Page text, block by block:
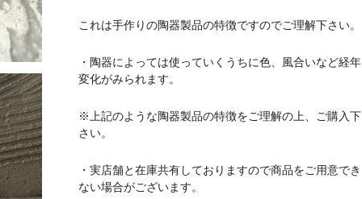
これは手作りの陶器製品の特徴ですのでご理解下さい。
・陶器によっては使っていくうちに色、風合いなど経年
変化がみられます。
※上記のような陶器製品の特徴をご理解の上、ご購入下
さい。
・実店舗と在庫共有しておりますので商品をご用意でき
ない場合がございます。